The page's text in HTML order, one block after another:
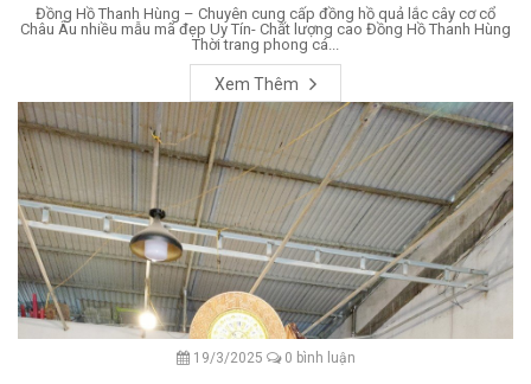
Đồng Hồ Thanh Hùng – Chuyên cung cấp đồng hồ quả lắc cây cơ cổ
Châu Âu nhiều mẫu mã đẹp Uy Tín- Chất lượng cao Đồng Hồ Thanh Hùng
Thời trang phong cá...
Xem Thêm
19/3/2025 0 bình luận